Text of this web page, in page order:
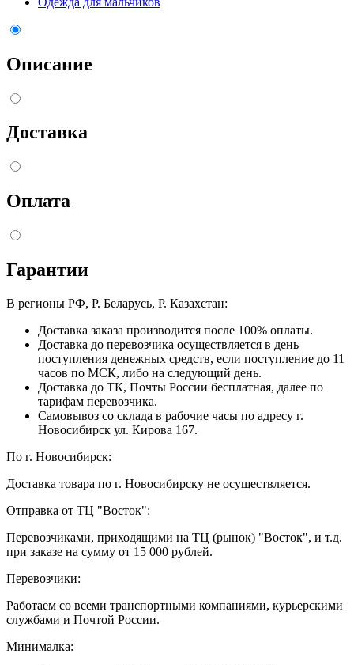
Описание
Доставка
Оплата
Гарантии
В регионы РФ, Р. Беларусь, Р. Казахстан:
Доставка заказа производится после 100% оплаты.
Доставка до перевозчика осуществляется в день
поступления денежных средств, если поступление до 11
часов по МСК, либо на следующий день.
Доставка до ТК, Почты России бесплатная, далее по
тарифам перевозчика.
Самовывоз со склада в рабочие часы по адресу г.
Новосибирск ул. Кирова 167.
По г. Новосибирск:
Доставка товара по г. Новосибирску не осуществляется.
Отправка от ТЦ "Восток":
Перевозчиками, приходящими на ТЦ (рынок) "Восток", и т.д.
при заказе на сумму от 15 000 рублей.
Перевозчики:
Работаем со всеми транспортными компаниями, курьерскими
службами и Почтой России.
Минималка: